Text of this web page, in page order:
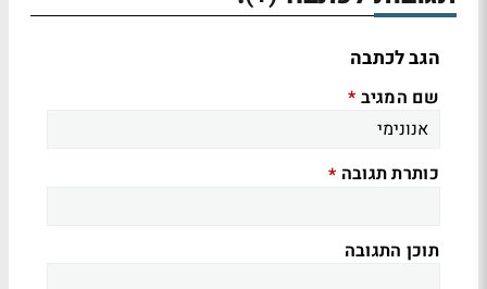
הגב לכתבה
שם המגיב *
כותרת תגובה *
תוכן התגובה